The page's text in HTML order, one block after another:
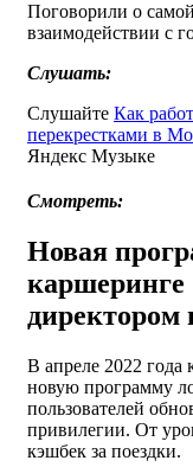
Поговорили о
взаимодействии с
Слушать:
Слушайте Как
перекрестками в
Яндекс Музыке
Смотреть:
Новая
каршеринге
директором
В апреле 2022 года
новую программу
пользователей
привилегии. От
кэшбек за поездки.